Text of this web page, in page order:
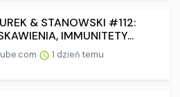
& STANOWSKI #112:
IMMUNITETY...
1 dzień temu